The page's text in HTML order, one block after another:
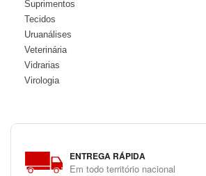
Suprimentos
Tecidos
Uruanálises
Veterinária
Vidrarias
Virologia
ENTREGA RÁPIDA
Em todo território nacional